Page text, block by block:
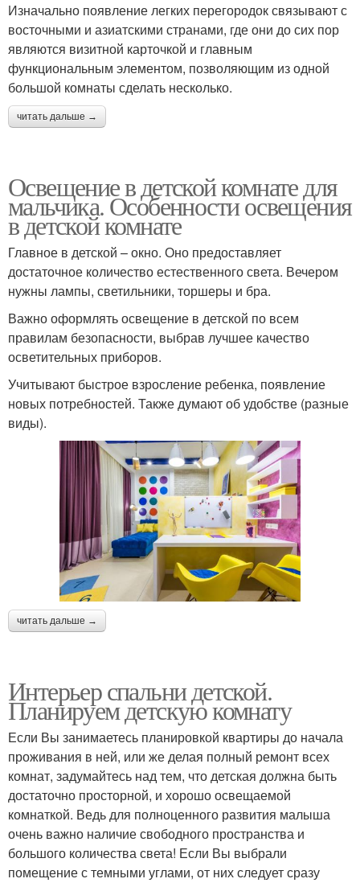
Изначально появление легких перегородок связывают с
восточными и азиатскими странами, где они до сих пор
являются визитной карточкой и главным
функциональным элементом, позволяющим из одной
большой комнаты сделать несколько.
читать дальше →
Освещение в детской комнате для
мальчика. Особенности освещения
в детской комнате
Главное в детской – окно. Оно предоставляет
достаточное количество естественного света. Вечером
нужны лампы, светильники, торшеры и бра.
Важно оформлять освещение в детской по всем
правилам безопасности, выбрав лучшее качество
осветительных приборов.
Учитывают быстрое взросление ребенка, появление
новых потребностей. Также думают об удобстве (разные
виды).
читать дальше →
Интерьер спальни детской.
Планируем детскую комнату
Если Вы занимаетесь планировкой квартиры до начала
проживания в ней, или же делая полный ремонт всех
комнат, задумайтесь над тем, что детская должна быть
достаточно просторной, и хорошо освещаемой
комнаткой. Ведь для полноценного развития малыша
очень важно наличие свободного пространства и
большого количества света! Если Вы выбрали
помещение с темными углами, от них следует сразу